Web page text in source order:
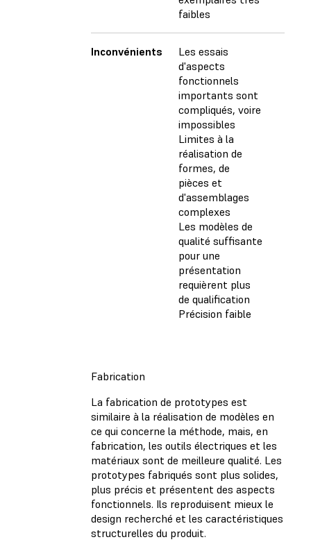
faibles
Inconvénients
Les essais
d'aspects
fonctionnels
importants sont
compliqués, voire
impossibles
Limites à la
réalisation de
formes, de
pièces et
d'assemblages
complexes
Les modèles de
qualité suffisante
pour une
présentation
requièrent plus
de qualification
Précision faible
Fabrication
La fabrication de prototypes est
similaire à la réalisation de modèles en
ce qui concerne la méthode, mais, en
fabrication, les outils électriques et les
matériaux sont de meilleure qualité. Les
prototypes fabriqués sont plus solides,
plus précis et présentent des aspects
fonctionnels. Ils reproduisent mieux le
design recherché et les caractéristiques
structurelles du produit.